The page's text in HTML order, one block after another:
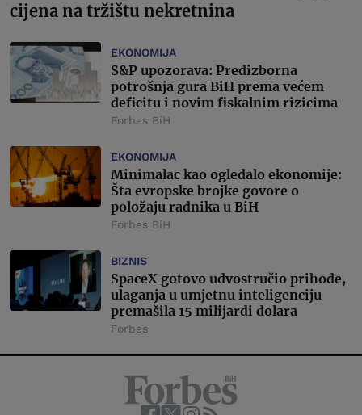
cijena na tržištu nekretnina
EKONOMIJA
S&P upozorava: Predizborna
potrošnja gura BiH prema većem
deficitu i novim fiskalnim rizicima
Forbes BiH
EKONOMIJA
Minimalac kao ogledalo ekonomije:
Šta evropske brojke govore o
položaju radnika u BiH
Forbes BiH
BIZNIS
SpaceX gotovo udvostručio prihode,
ulaganja u umjetnu inteligenciju
premašila 15 milijardi dolara
Forbes